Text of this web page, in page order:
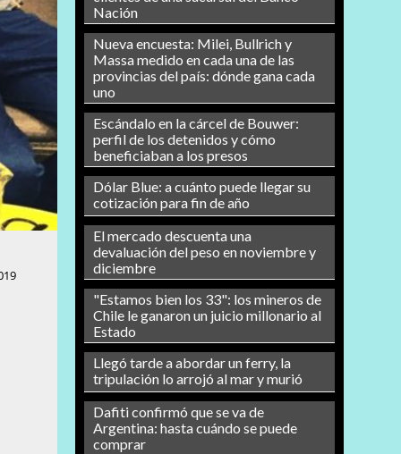
Nación
Nueva encuesta: Milei, Bullrich y
Massa medido en cada una de las
provincias del país: dónde gana cada
uno
Escándalo en la cárcel de Bouwer:
perfil de los detenidos y cómo
beneficiaban a los presos
Dólar Blue: a cuánto puede llegar su
cotización para fin de año
El mercado descuenta una
devaluación del peso en noviembre y
diciembre
"Estamos bien los 33": los mineros de
Chile le ganaron un juicio millonario al
Estado
Llegó tarde a abordar un ferry, la
tripulación lo arrojó al mar y murió
Dafiti confirmó que se va de
Argentina: hasta cuándo se puede
comprar